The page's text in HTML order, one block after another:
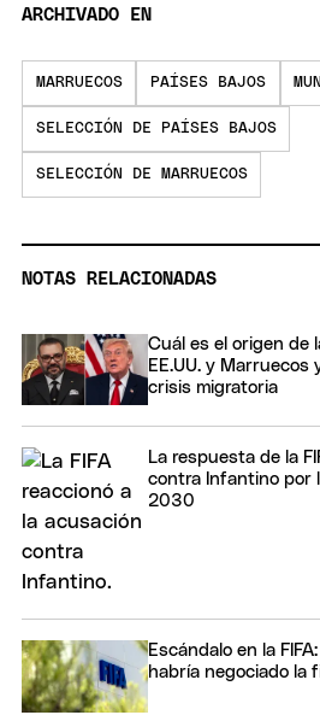
ARCHIVADO EN
MARRUECOS PAÍSES BAJOS
SELECCIÓN DE PAÍSES BAJOS
SELECCIÓN DE MARRUECOS
NOTAS RELACIONADAS
Cuál es el origen de
EE.UU. y Marruecos
crisis migratoria
La respuesta de la
contra Infantino por
2030
Escándalo en la
habría negociado la